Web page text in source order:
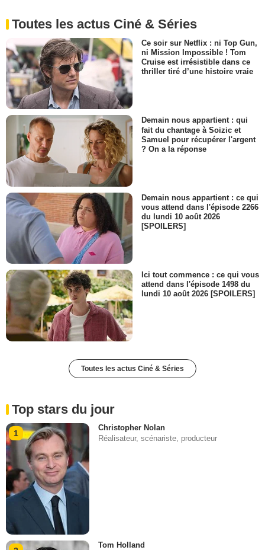
Toutes les actus Ciné & Séries
Ce soir sur Netflix : ni Top Gun,
ni Mission Impossible ! Tom
Cruise est irrésistible dans ce
thriller tiré d’une histoire vraie
Demain nous appartient : qui
fait du chantage à Soizic et
Samuel pour récupérer l'argent
? On a la réponse
Demain nous appartient : ce qui
vous attend dans l'épisode 2266
du lundi 10 août 2026
[SPOILERS]
Ici tout commence : ce qui vous
attend dans l'épisode 1498 du
lundi 10 août 2026 [SPOILERS]
Toutes les actus Ciné & Séries
Top stars du jour
1
Christopher Nolan
Réalisateur, scénariste, producteur
Tom Holland